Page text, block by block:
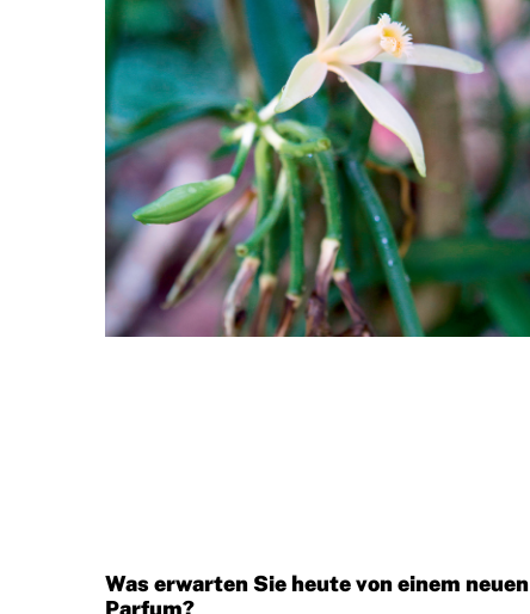
Was erwarten Sie heute von einem neuen
Parfum?